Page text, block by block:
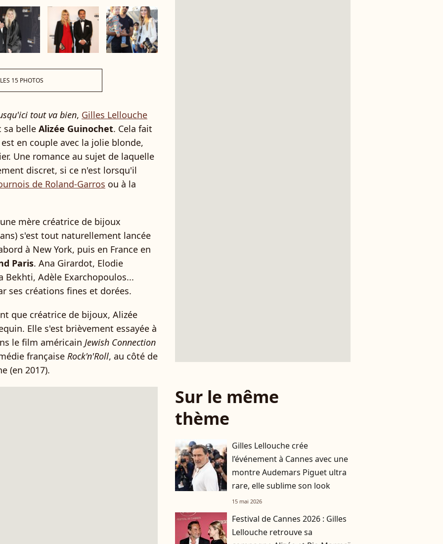
15 PHOTOS
tout va bien, Gilles Lellouche
sa belle Alizée Guinochet. Cela fait
en couple avec la jolie blonde,
Une romance au sujet de laquelle
discret, si ce n'est lorsqu'il
de Roland-Garros ou à la
mère créatrice de bijoux
s'est tout naturellement lancée
à New York, puis en France en
Paris. Ana Girardot, Elodie
Bekhti, Adèle Exarchopoulos...
ses créations fines et dorées.
que créatrice de bijoux, Alizée
Elle s'est brièvement essayée à
le film américain Jewish Connection
française Rock'n'Roll, au côté de
(en 2017).
Sur le même
thème
Gilles Lellouche crée
l’événement à Cannes avec une
montre Audemars Piguet ultra
rare, elle sublime son look
15 mai 2026
Festival de Cannes 2026 : Gilles
Lellouche retrouve sa